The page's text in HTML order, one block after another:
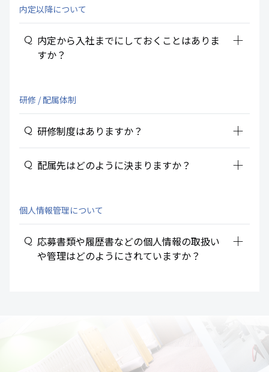
内定以降について
内定から入社までにしておくことはありま
すか？
add_2
研修 / 配属体制
研修制度はありますか？ add_2
配属先はどのように決まりますか？ add_2
個人情報管理について
応募書類や履歴書などの個人情報の取扱い
や管理はどのようにされていますか？
add_2